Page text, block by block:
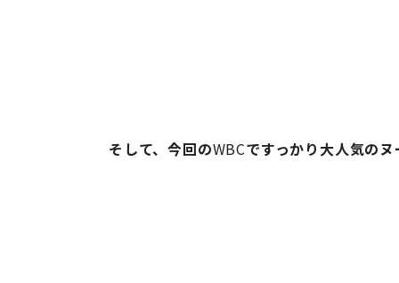
そして、今回のWBCですっかり大人気の